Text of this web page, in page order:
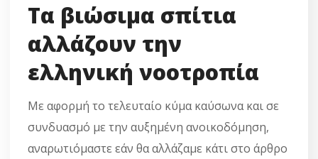
Τα βιώσιμα σπίτια
αλλάζουν την
ελληνική νοοτροπία
Με αφορμή το τελευταίο κύμα καύσωνα και σε
συνδυασμό με την αυξημένη ανοικοδόμηση,
αναρωτιόμαστε εάν θα αλλάζαμε κάτι στο άρθρο